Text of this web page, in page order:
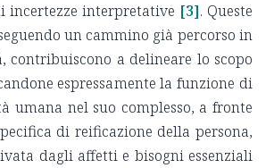
incertezze interpretative [3]. Queste
un cammino già percorso in
contribuiscono a delineare lo scopo
espressamente la funzione di
umana nel suo complesso, a fronte
di reificazione della persona,
dagli affetti e bisogni essenziali